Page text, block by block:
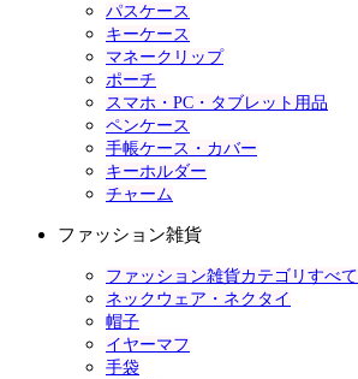
パスケース
キーケース
マネークリップ
ポーチ
スマホ・PC・タブレット用品
ペンケース
手帳ケース・カバー
キーホルダー
チャーム
ファッション雑貨
ファッション雑貨カテゴリすべて
ネックウェア・ネクタイ
帽子
イヤーマフ
手袋